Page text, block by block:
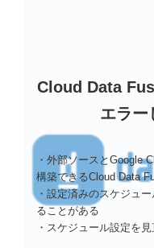
Cloud Data
エラー
・外部ソースとGoogle
構築できるCloud Data
・設定済みのスケジュ
ることがある
・スケジュール設定を